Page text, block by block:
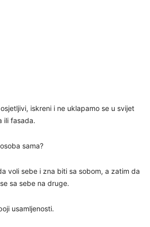
iskreni i ne uklapamo se u svijet
ili fasada.
sama?
voli sebe i zna biti sa sobom, a zatim da
sa sebe na druge.
usamljenosti.